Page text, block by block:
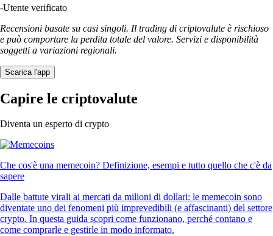
-Utente verificato
Recensioni basate su casi singoli. Il trading di criptovalute è rischioso
e può comportare la perdita totale del valore. Servizi e disponibilità
soggetti a variazioni regionali.
Scarica l'app
Capire le criptovalute
Diventa un esperto di crypto
Che cos'è una memecoin? Definizione, esempi e tutto quello che c'è da
sapere
Dalle battute virali ai mercati da milioni di dollari: le memecoin sono
diventate uno dei fenomeni più imprevedibili (e affascinanti) del settore
crypto. In questa guida scopri come funzionano, perché contano e
come comprarle e gestirle in modo informato.